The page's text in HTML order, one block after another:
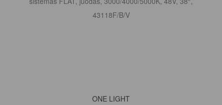
Į KREPŠELĮ
ONE LIGHT